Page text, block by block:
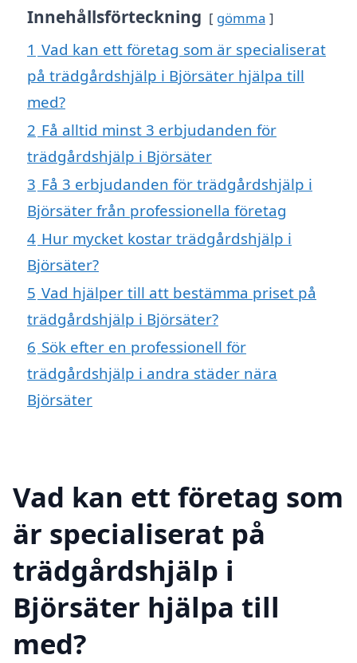
Innehållsförteckning gömma
1 Vad kan ett företag som är specialiserat
på trädgårdshjälp i Björsäter hjälpa till
med?
2 Få alltid minst 3 erbjudanden för
trädgårdshjälp i Björsäter
3 Få 3 erbjudanden för trädgårdshjälp i
Björsäter från professionella företag
4 Hur mycket kostar trädgårdshjälp i
Björsäter?
5 Vad hjälper till att bestämma priset på
trädgårdshjälp i Björsäter?
6 Sök efter en professionell för
trädgårdshjälp i andra städer nära
Björsäter
Vad kan ett företag som
är specialiserat på
trädgårdshjälp i
Björsäter hjälpa till
med?